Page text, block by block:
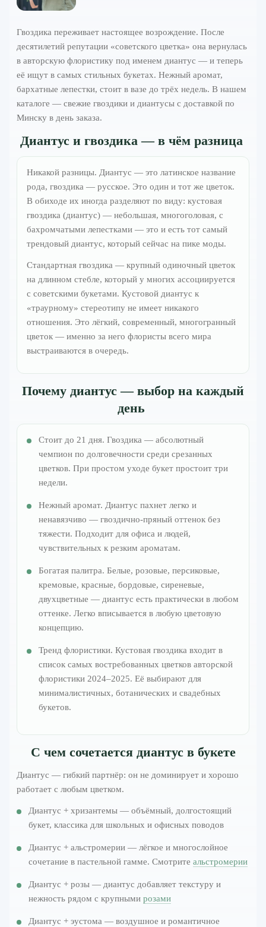
Гвоздика переживает настоящее возрождение. После
десятилетий репутации «советского цветка» она вернулась
в авторскую флористику под именем диантус — и теперь
её ищут в самых стильных букетах. Нежный аромат,
бархатные лепестки, стоит в вазе до трёх недель. В нашем
каталоге — свежие гвоздики и диантусы с доставкой по
Минску в день заказа.
Диантус и гвоздика — в чём разница
Никакой разницы. Диантус — это латинское название
рода, гвоздика — русское. Это один и тот же цветок.
В обиходе их иногда разделяют по виду: кустовая
гвоздика (диантус) — небольшая, многоголовая, с
бахромчатыми лепестками — это и есть тот самый
трендовый диантус, который сейчас на пике моды.
Стандартная гвоздика — крупный одиночный цветок
на длинном стебле, который у многих ассоциируется
с советскими букетами. Кустовой диантус к
«траурному» стереотипу не имеет никакого
отношения. Это лёгкий, современный, многогранный
цветок — именно за него флористы всего мира
выстраиваются в очередь.
Почему диантус — выбор на каждый
день
Стоит до 21 дня. Гвоздика — абсолютный
чемпион по долговечности среди срезанных
цветков. При простом уходе букет простоит три
недели.
Нежный аромат. Диантус пахнет легко и
ненавязчиво — гвоздично-пряный оттенок без
тяжести. Подходит для офиса и людей,
чувствительных к резким ароматам.
Богатая палитра. Белые, розовые, персиковые,
кремовые, красные, бордовые, сиреневые,
двухцветные — диантус есть практически в любом
оттенке. Легко вписывается в любую цветовую
концепцию.
Тренд флористики. Кустовая гвоздика входит в
список самых востребованных цветков авторской
флористики 2024–2025. Её выбирают для
минималистичных, ботанических и свадебных
букетов.
С чем сочетается диантус в букете
Диантус — гибкий партнёр: он не доминирует и хорошо
работает с любым цветком.
Диантус + хризантемы — объёмный, долгостоящий
букет, классика для школьных и офисных поводов
Диантус + альстромерии — лёгкое и многослойное
сочетание в пастельной гамме. Смотрите альстромерии
Диантус + розы — диантус добавляет текстуру и
нежность рядом с крупными розами
Диантус + эустома — воздушное и романтичное